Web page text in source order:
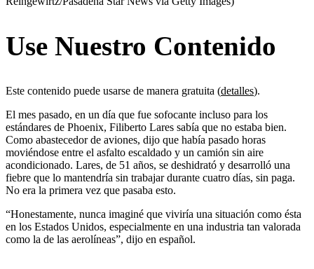
Use Nuestro Contenido
Este contenido puede usarse de manera gratuita (detalles).
El mes pasado, en un día que fue sofocante incluso para los
estándares de Phoenix, Filiberto Lares sabía que no estaba bien.
Como abastecedor de aviones, dijo que había pasado horas
moviéndose entre el asfalto escaldado y un camión sin aire
acondicionado. Lares, de 51 años, se deshidrató y desarrolló una
fiebre que lo mantendría sin trabajar durante cuatro días, sin paga.
No era la primera vez que pasaba esto.
“Honestamente, nunca imaginé que viviría una situación como ésta
en los Estados Unidos, especialmente en una industria tan valorada
como la de las aerolíneas”, dijo en español.